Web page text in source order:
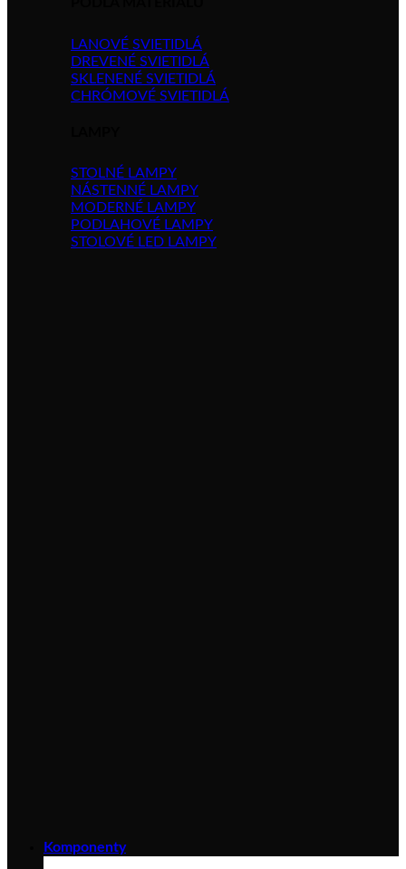
LANOVÉ SVIETIDLÁ
DREVENÉ SVIETIDLÁ
SKLENENÉ SVIETIDLÁ
CHRÓMOVÉ SVIETIDLÁ
STOLNÉ LAMPY
NÁSTENNÉ LAMPY
MODERNÉ LAMPY
PODLAHOVÉ LAMPY
STOLOVÉ LED LAMPY
Komponenty